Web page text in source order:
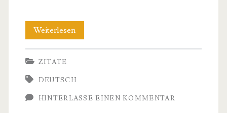
WeiterlesenInspirierende
Zitate
die
perfekte
ZITATE
DEUTSCH
HINTERLASSE EINEN KOMMENTAR